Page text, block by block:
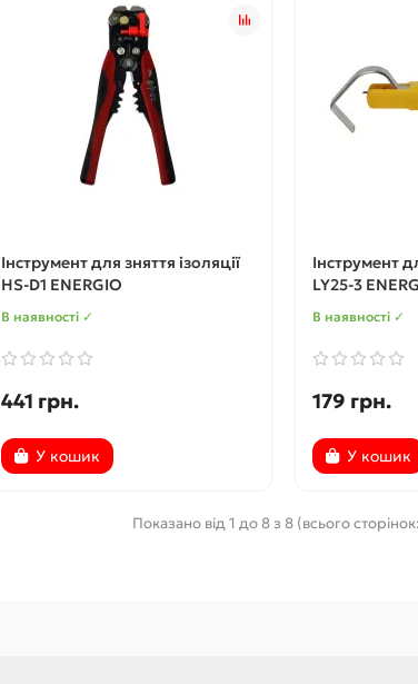
Інструмент для зняття ізоляції
HS-D1 ENERGIO
В наявності ✓
441 грн.
У кошик
Інструмент
LY25-3
В наявності ✓
179 грн.
У кошик
Показано від 1 до 8 з 8 (всього